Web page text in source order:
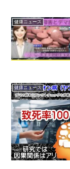
健康ニュース
健康ニュース